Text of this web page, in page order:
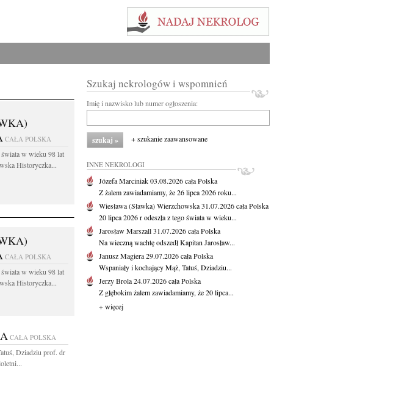
CAŁA POLSKA
świata w wieku 98 lat
Historyczka...
CAŁA POLSKA
świata w wieku 98 lat
Historyczka...
CAŁA POLSKA
Dziadziu prof. dr
Szukaj nekrologów i wspomnień
Imię i nazwisko lub numer ogłoszenia:
+ szukanie zaawansowane
INNE NEKROLOGI
Józefa Marciniak03.08.2026cała Polska
Z żalem zawiadamiamy, że 26 lipca 2026 roku...
Wiesława (Sławka) Wierzchowska31.07.2026cała Polska
20 lipca 2026 r odeszła z tego świata w wieku...
Jarosław Marszall31.07.2026cała Polska
Na wieczną wachtę odszedł Kapitan Jarosław...
Janusz Magiera29.07.2026cała Polska
Wspaniały i kochający Mąż, Tatuś, Dziadziu...
Jerzy Brola24.07.2026cała Polska
Z głębokim żalem zawiadamiamy, że 20 lipca...
+ więcej